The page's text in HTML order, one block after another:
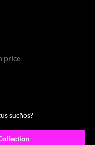
price
sueños?